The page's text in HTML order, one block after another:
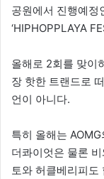
공원에서 진행예정
‘HIPHOPPLAYA
올해로 2회를 맞이
장 핫한 트랜드로
언이 아니다.
특히 올해는
더콰이엇은 물론
토와 허클베리피도